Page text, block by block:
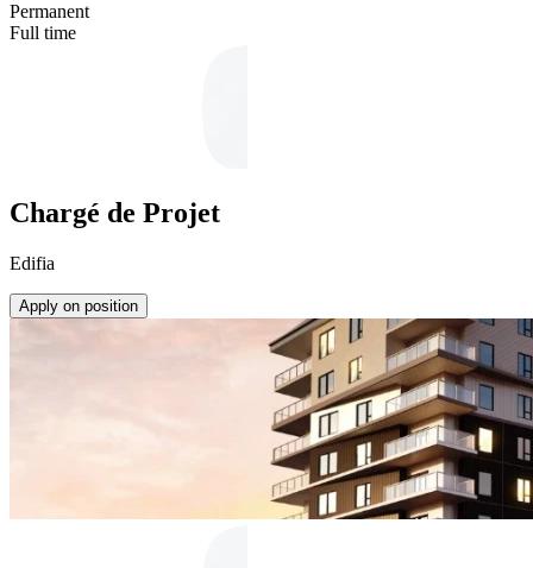
Permanent
Full time
Chargé de Projet
Edifia
Apply on position